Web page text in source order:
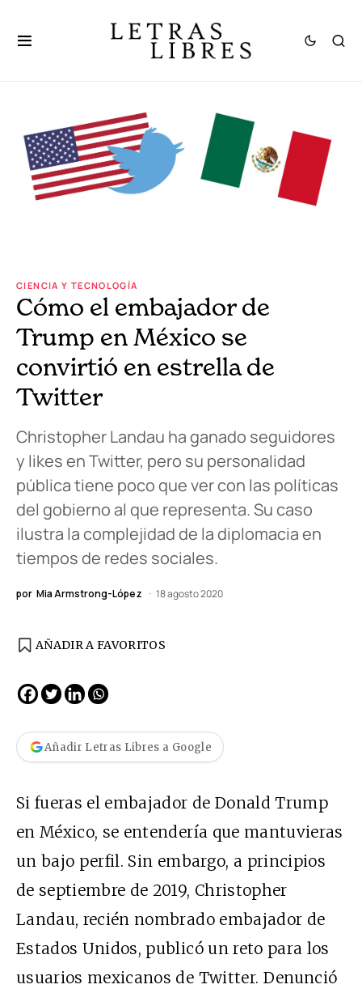
CIENCIA Y TECNOLOGÍA
Cómo el embajador de
Trump en México se
convirtió en estrella de
Twitter
Christopher Landau ha ganado seguidores
y likes en Twitter, pero su personalidad
pública tiene poco que ver con las políticas
del gobierno al que representa. Su caso
ilustra la complejidad de la diplomacia en
tiempos de redes sociales.
por Mia Armstrong-López 18 agosto 2020
AÑADIR A FAVORITOS
Añadir Letras Libres a Google
Si fueras el embajador de Donald Trump
en México, se entendería que mantuvieras
un bajo perfil. Sin embargo, a principios
de septiembre de 2019, Christopher
Landau, recién nombrado embajador de
Estados Unidos, publicó unreto para los
usuarios mexicanos de Twitter. Denunció